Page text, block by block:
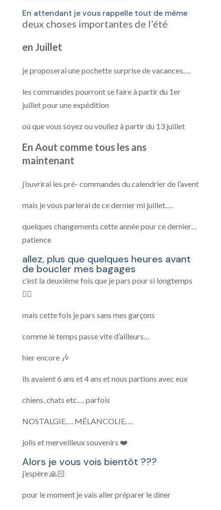
En attendant je vous rappelle tout de même
deux choses importantes de l’été
en Juillet
je proposerai une pochette surprise de vacances….
les commandes pourront se faire à partir du 1er
juillet pour une expédition
où que vous soyez ou vouliez à partir du 13 juillet
En Aout comme tous les ans
maintenant
j’ouvrirai les pré- commandes du calendrier de l’avent
mais je vous parlerai de ce dernier mi juillet….
quelques changements cette année pour ce dernier…
patience
allez, plus que quelques heures avant
de boucler mes bagages
c’est la deuxième fois que je pars pour si longtemps
😵‍💫
mais cette fois je pars sans mes garçons
comme le temps passe vite d’ailleurs…
hier encore 🎶
ils avaient 6 ans et 4 ans et nous partions avec eux
chiens, chats etc…. parfois
NOSTALGIE…. MÉLANCOLIE….
jolis et merveilleux souvenirs ❤️
Alors je vous vois bientôt ???
j’espère 🙏🏻
pour le moment je vais aller préparer le diner